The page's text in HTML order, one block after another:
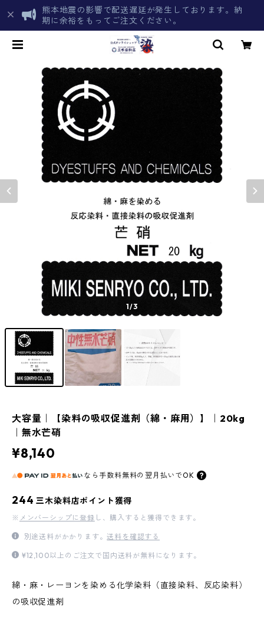
熊本地震の影響で配送遅延が発生しております。納
期に余裕をもってご注文ください。
1/3
大容量｜【染料の吸収促進剤（綿・麻用）】｜20kg
｜無水芒硝
¥8,140
なら 手数料無料の 翌月払いでOK
244 三木染料店ポイント獲得
※ メンバーシップに登録 し、購入すると獲得できます。
別途送料がかかります。送料を確認する
¥12,100以上のご注文で国内送料が無料になります。
綿・麻・レーヨンを染める化学染料（直接染料、反応染料）
の吸収促進剤